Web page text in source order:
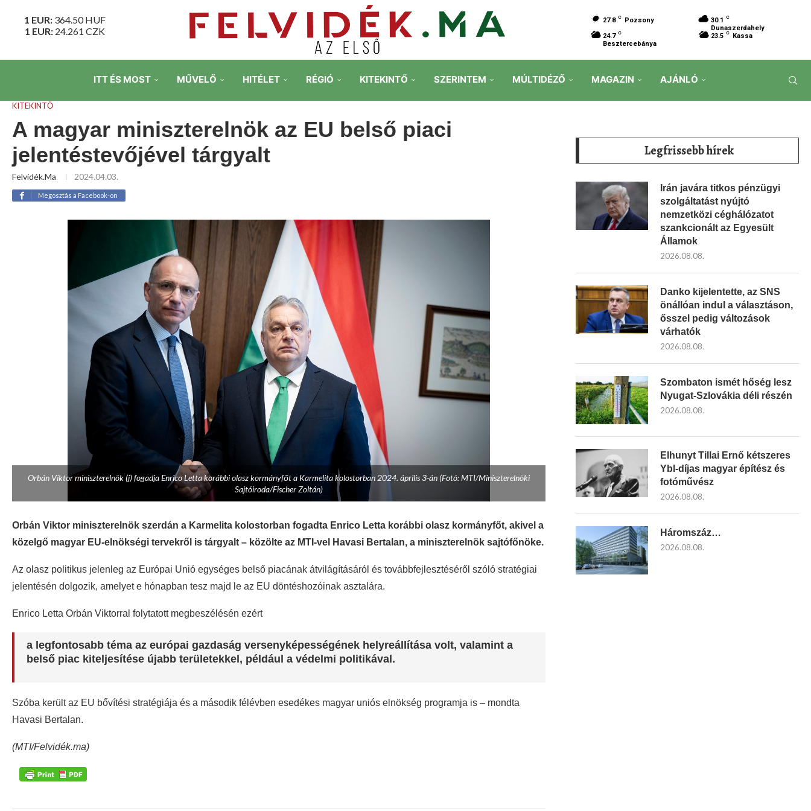
1 EUR: 364.50HUF
1 EUR: 24.261 CZK
27.8 C Pozsony 30.1 C
Dunaszerdahely
24.7 C
Besztercebánya
23.5 C Kassa
ITT ÉS MOST MŰVELŐ HITÉLET RÉGIÓ KITEKINTŐ SZERINTEM MÚLTIDÉZŐ MAGAZIN AJÁNLÓ
KITEKINTŐ
A magyar miniszterelnök az EU belső piaci
jelentéstevőjével tárgyalt
Felvidék.ma 2024.04.03.
Megosztás a Facebook-on
Orbán Viktor miniszterelnök (j) fogadja Enrico Letta korábbi olasz kormányfőt a Karmelita kolostorban 2024. április 3-án (Fotó: MTI/Miniszterelnöki
Sajtóiroda/Fischer Zoltán)
Orbán Viktor miniszterelnök szerdán a Karmelita kolostorban fogadta Enrico Letta korábbi olasz kormányfőt, akivel a
közelgő magyar EU-elnökségi tervekről is tárgyalt – közölte az MTI-vel Havasi Bertalan, a miniszterelnök sajtófőnöke.
Az olasz politikus jelenleg az Európai Unió egységes belső piacának átvilágításáról és továbbfejlesztéséről szóló stratégiai
jelentésén dolgozik, amelyet e hónapban tesz majd le az EU döntéshozóinak asztalára.
Enrico Letta Orbán Viktorral folytatott megbeszélésén ezért
a legfontosabb téma az európai gazdaság versenyképességének helyreállítása volt, valamint a
belső piac kiteljesítése újabb területekkel, például a védelmi politikával.
Szóba került az EU bővítési stratégiája és a második félévben esedékes magyar uniós elnökség programja is – mondta
Havasi Bertalan.
(MTI/Felvidék.ma)
Legfrissebb hírek
Irán javára titkos pénzügyi
szolgáltatást nyújtó
nemzetközi céghálózatot
szankcionált az Egyesült
Államok
2026.08.08.
Danko kijelentette, az SNS
önállóan indul a választáson,
ősszel pedig változások
várhatók
2026.08.08.
Szombaton ismét hőség lesz
Nyugat-Szlovákia déli részén
2026.08.08.
Elhunyt Tillai Ernő kétszeres
Ybl-díjas magyar építész és
fotóművész
2026.08.08.
Háromszáz…
2026.08.08.